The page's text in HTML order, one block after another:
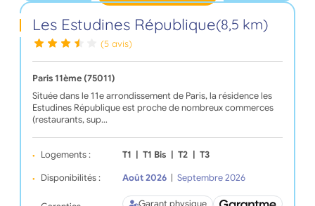
Les Estudines République(8,5 km)
(5 avis)
Paris 11ème (75011)
Située dans le 11e arrondissement de Paris, la résidence les
Estudines République est proche de nombreux commerces
(restaurants, sup…
Logements : T1 T1 Bis T2 T3
Disponibilités : Août 2026 Septembre 2026
Garant physique